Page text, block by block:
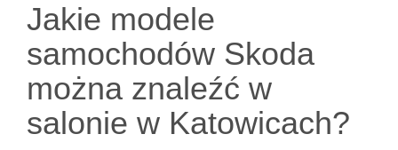
Jakie modele
samochodów Skoda
można znaleźć w
salonie w Katowicach?